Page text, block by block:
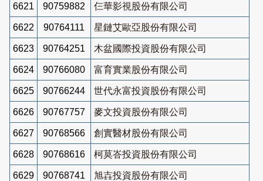
6621 90759882 仨華影視股份有限公司
6622 90764111 星鏈艾歐亞股份有限公司
6623 90764251 木盆國際投資股份有限公司
6624 90766080 富育實業股份有限公司
6625 90766244 世代永富投資股份有限公司
6626 90767757 麥文投資股份有限公司
6627 90768566 創實醫材股份有限公司
6628 90768616 柯莫峇投資股份有限公司
6629 90768741 旭壵投資股份有限公司